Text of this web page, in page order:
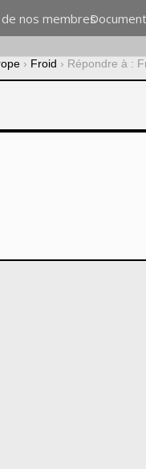
nos membres
› Froid › Répondre à :